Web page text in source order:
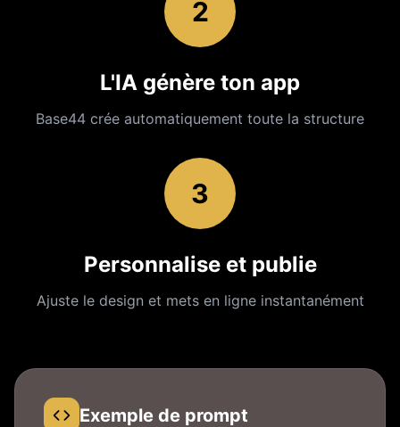
2
L'IA génère ton app
Base44 crée automatiquement toute la structure
3
Personnalise et publie
Ajuste le design et mets en ligne instantanément
Exemple de prompt